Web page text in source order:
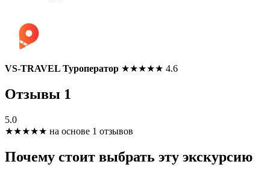
VS-TRAVEL Туроператор ★★★★★ 4.6
Отзывы 1
5.0
★★★★★ на основе 1 отзывов
Почему стоит выбрать эту экскурсию